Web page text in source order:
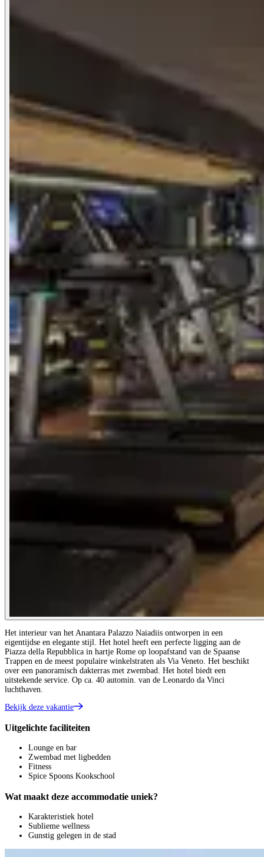
Het interieur van het Anantara Palazzo Naiadiis ontworpen in een
eigentijdse en elegante stijl. Het hotel heeft een perfecte ligging aan de
Piazza della Repubblica in hartje Rome op loopafstand van de Spaanse
Trappen en de meest populaire winkelstraten als Via Veneto. Het beschikt
over een panoramisch dakterras met zwembad. Het hotel biedt een
uitstekende service. Op ca. 40 automin. van de Leonardo da Vinci
luchthaven.
Bekijk deze vakantie
Uitgelichte faciliteiten
Lounge en bar
Zwembad met ligbedden
Fitness
Spice Spoons Kookschool
Wat maakt deze accommodatie uniek?
Karakteristiek hotel
Sublieme wellness
Gunstig gelegen in de stad